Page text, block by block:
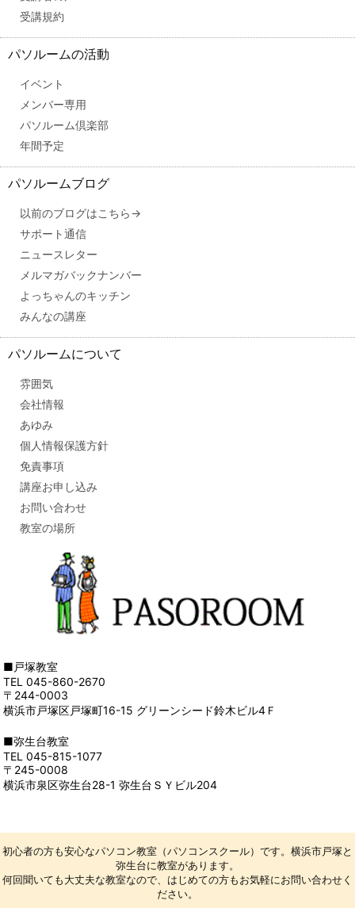
受講規約
パソルームの活動
イベント
メンバー専用
パソルーム倶楽部
年間予定
パソルームブログ
以前のブログはこちら→
サポート通信
ニュースレター
メルマガバックナンバー
よっちゃんのキッチン
みんなの講座
パソルームについて
雰囲気
会社情報
あゆみ
個人情報保護方針
免責事項
講座お申し込み
お問い合わせ
教室の場所
■戸塚教室
TEL 045-860-2670
〒244-0003
横浜市戸塚区戸塚町16-15 グリーンシード鈴木ビル4Ｆ
■弥生台教室
TEL 045-815-1077
〒245-0008
横浜市泉区弥生台28-1 弥生台ＳＹビル204
初心者の方も安心なパソコン教室（パソコンスクール）です。横浜市戸塚と
弥生台に教室があります。
何回聞いても大丈夫な教室なので、はじめての方もお気軽にお問い合わせく
ださい。